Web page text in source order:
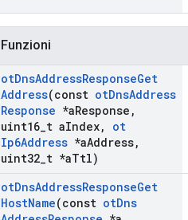
Funzioni
otDnsAddressResponseGet
Address(const otDnsAddress
Response *aResponse ,
uint16 t aIndex,
ot
Ip6Address *aAddress,
uint32 t *aTtl)
otDnsAddressResponseGet
HostName(const otDns